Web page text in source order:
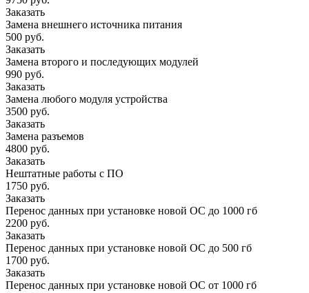
Заказать
Замена внешнего источника питания
500 руб.
Заказать
Замена второго и последующих модулей
990 руб.
Заказать
Замена любого модуля устройства
3500 руб.
Заказать
Замена разъемов
4800 руб.
Заказать
Нештатные работы с ПО
1750 руб.
Заказать
Перенос данных при установке новой ОС до 1000 гб
2200 руб.
Заказать
Перенос данных при установке новой ОС до 500 гб
1700 руб.
Заказать
Перенос данных при установке новой ОС от 1000 гб